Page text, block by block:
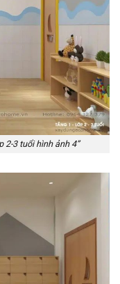
2-3 tuổi hình ảnh 4”